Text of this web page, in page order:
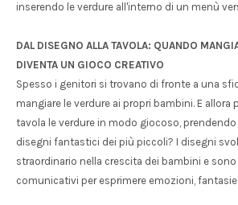
inserendo le verdure all'interno di un menù
DAL DISEGNO ALLA TAVOLA: QUANDO
DIVENTA UN GIOCO CREATIVO
Spesso i genitori si trovano di fronte a una
mangiare le verdure ai propri bambini. E allora
tavola le verdure in modo giocoso,
disegni fantastici dei più piccoli? I disegni
straordinario nella crescita dei bambini e
comunicativi per esprimere emozioni,